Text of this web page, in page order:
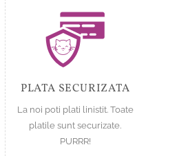
PLATA SECURIZATA
La noi poti plati linistit. Toate
platile sunt securizate.
PURRR!